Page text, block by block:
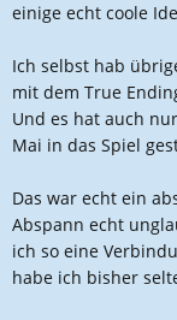
einige echt coole
Ich selbst hab
mit dem True
Und es hat auch
Mai in das Spiel
Das war echt ein
Abspann echt
ich so eine
habe ich bisher